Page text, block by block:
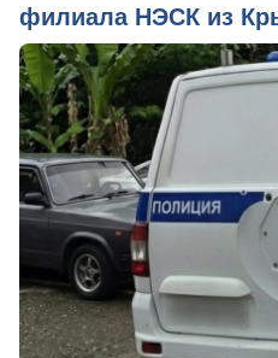
филиала НЭСК из